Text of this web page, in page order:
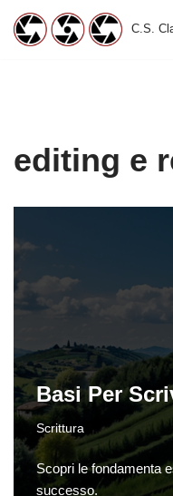
Vai
C.S.
editing e
Basi Per
Scrittura
Scopri le fondamenta
successo.